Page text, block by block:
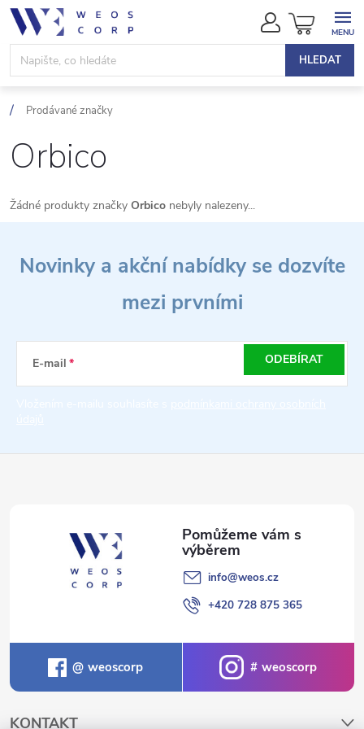
Přejít
obsah
HLEDAT
NÁKUPNÍ
KOŠÍK
Prodávané značky
Orbico
Žádné produkty značky Orbico nebyly nalezeny...
í
Novinky a akční nabídky se dozvíte
mezi prvními
E-mail ODEBÍRAT
info@weos.cz
+420 728 875 365
weoscorp weoscorp
KONTAKT